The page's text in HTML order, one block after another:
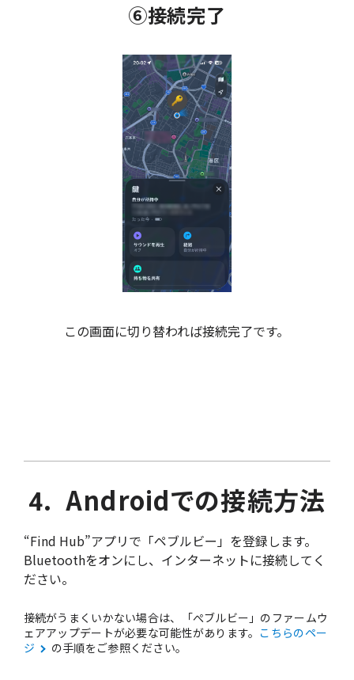
⑥接続完了
この画面に切り替われば接続完了です。
4. Androidでの接続方法
“Find Hub”アプリで「ペブルビー」を登録します。
Bluetoothをオンにし、インターネットに接続してく
ださい。
接続がうまくいかない場合は、「ぺブルビー」のファームウ
ェアアップデートが必要な可能性があります。 こちらのペー
ジ
の手順をご参照ください。